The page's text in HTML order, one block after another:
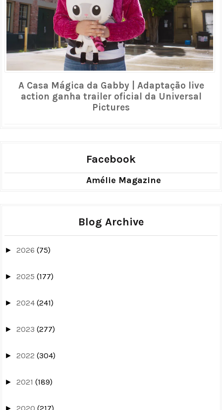
A Casa Mágica da Gabby | Adaptação live
action ganha trailer oficial da Universal
Pictures
Facebook
Amélie Magazine
Blog Archive
► 2026 (75)
► 2025 (177)
► 2024 (241)
► 2023 (277)
► 2022 (304)
► 2021 (189)
► 2020 (217)